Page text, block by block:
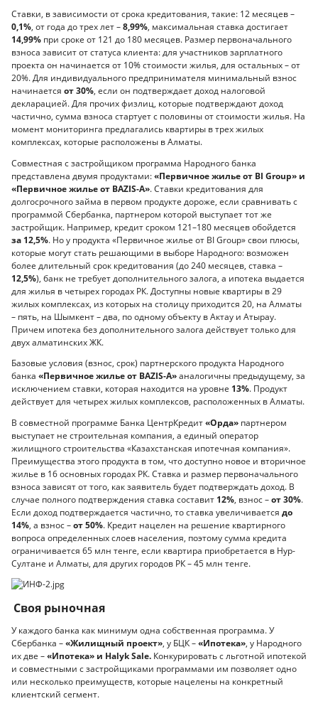
Ставки, в зависимости от срока кредитования, такие: 12 месяцев –
0,1%, от года до трех лет –8,99%, максимальная ставка достигает
14,99% при сроке от 121 до 180 месяцев. Размер первоначального
взноса зависит от статуса клиента: для участников зарплатного
проекта он начинается от 10% стоимости жилья, для остальных – от
20%. Для индивидуального предпринимателя минимальный взнос
начинается от 30%, если он подтверждает доход налоговой
декларацией. Для прочих физлиц, которые подтверждают доход
частично, сумма взноса стартует с половины от стоимости жилья. На
момент мониторинга предлагались квартиры в трех жилых
комплексах, которые расположены в Алматы.
Совместная с застройщиком программа Народного банка
представлена двумя продуктами:«Первичное жилье от BI Group» и
«Первичное жилье от BAZIS-A». Ставки кредитования для
долгосрочного займа в первом продукте дороже, если сравнивать с
программой Сбербанка, партнером которой выступает тот же
застройщик. Например, кредит сроком 121–180 месяцев обойдется
за 12,5%. Но у продукта «Первичное жилье от BI Group» свои плюсы,
которые могут стать решающими в выборе Народного: возможен
более длительный срок кредитования (до 240 месяцев, ставка –
12,5%), банк не требует дополнительного залога, а ипотека выдается
для жилья в четырех городах РК. Доступны новые квартиры в 29
жилых комплексах, из которых на столицу приходится 20, на Алматы
– пять, на Шымкент – два, по одному объекту в Актау и Атырау.
Причем ипотека без дополнительного залога действует только для
двух алматинских ЖК.
Базовые условия (взнос, срок) партнерского продукта Народного
банка «Первичное жилье от BAZIS-A»аналогичны предыдущему, за
исключением ставки, которая находится на уровне 13%. Продукт
действует для четырех жилых комплексов, расположенных в Алматы.
В совместной программе Банка ЦентрКредит«Орда» партнером
выступает не строительная компания, а единый оператор
жилищного строительства «Казахстанская ипотечная компания».
Преимущества этого продукта в том, что доступно новое и вторичное
жилье в 16 основных городах РК. Ставка и размер первоначального
взноса зависят от того, как заявитель будет подтверждать доход. В
случае полного подтверждения ставка составит 12%, взнос –от 30%.
Если доход подтверждается частично, то ставка увеличивается до
14%, а взнос –от 50%. Кредит нацелен на решение квартирного
вопроса определенных слоев населения, поэтому сумма кредита
ограничивается 65 млн тенге, если квартира приобретается в Нур-
Султане и Алматы, для других городов РК – 45 млн тенге.
Своя рыночная
У каждого банка как минимум одна собственная программа. У
Сбербанка –«Жилищный проект», у БЦК –«Ипотека», у Народного
их две –«Ипотека» и Halyk Sale. Конкурировать с льготной ипотекой
и совместными с застройщиками программами им позволяет одно
или несколько преимуществ, которые нацелены на конкретный
клиентский сегмент.